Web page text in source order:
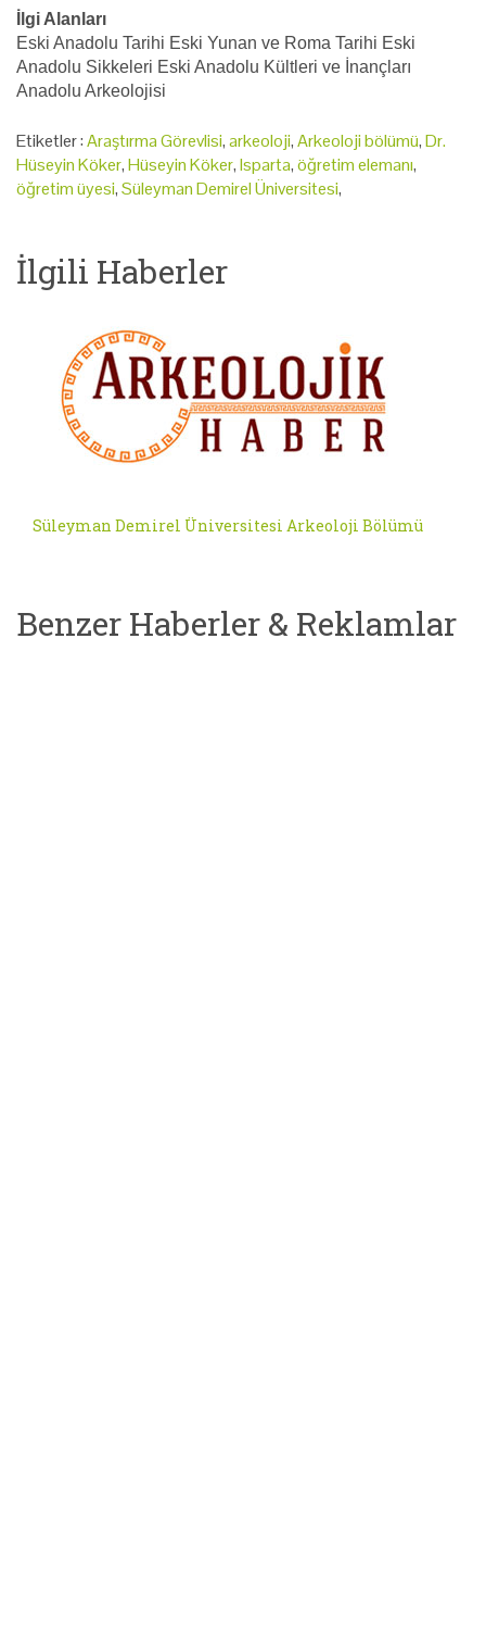
İlgi Alanları
Eski Anadolu Tarihi Eski Yunan ve Roma Tarihi Eski
Anadolu Sikkeleri Eski Anadolu Kültleri ve İnançları
Anadolu Arkeolojisi
Etiketler :Araştırma Görevlisi,arkeoloji,Arkeoloji bölümü,Dr.
Hüseyin Köker,Hüseyin Köker,Isparta,öğretim elemanı,
öğretim üyesi,Süleyman Demirel Üniversitesi,
İlgili Haberler
Süleyman Demirel Üniversitesi Arkeoloji Bölümü
Benzer Haberler & Reklamlar